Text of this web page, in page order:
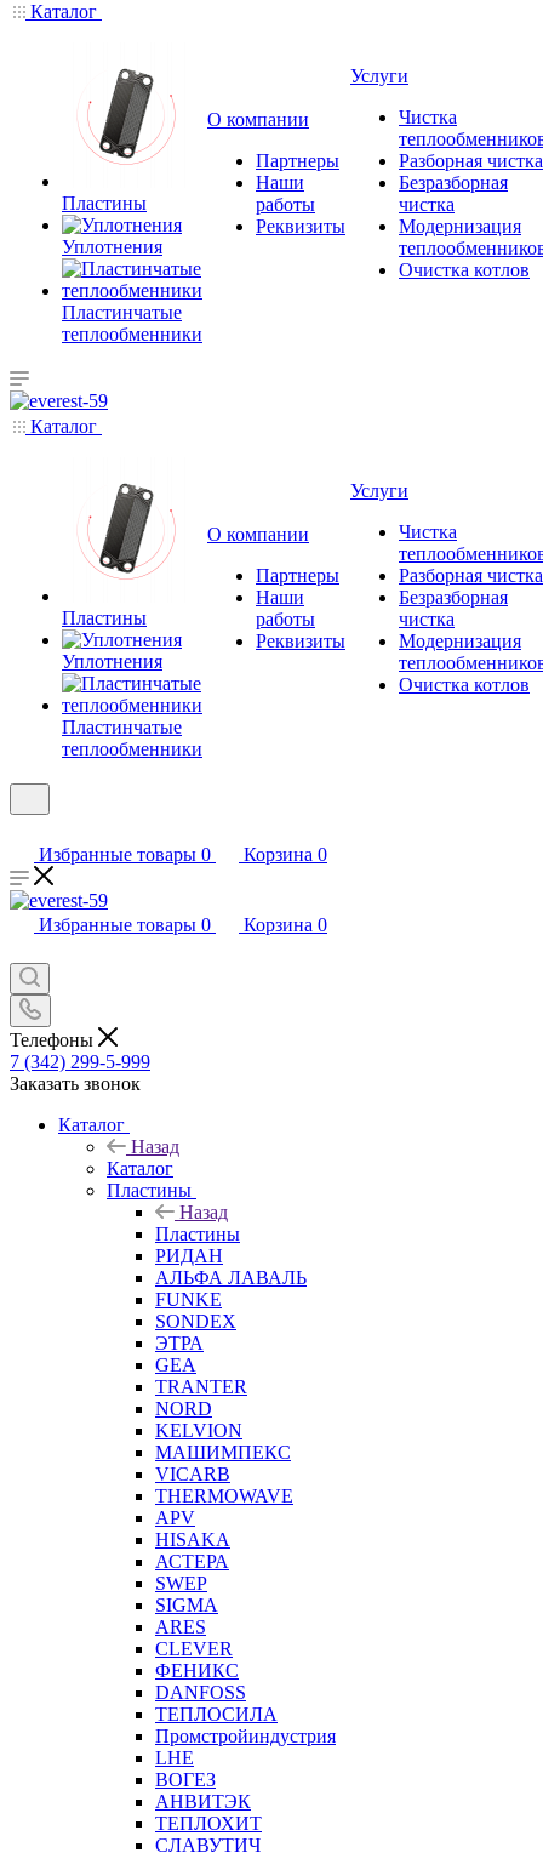
Каталог
Пластины
Уплотнения
Пластинчатые
теплообменники
О компании
Партнеры
Наши
работы
Реквизиты
Услуги
Чистка
Разборная чистка
Безразборная
чистка
Модернизация
Очистка котлов
Каталог
Пластины
Уплотнения
Пластинчатые
теплообменники
О компании
Партнеры
Наши
работы
Реквизиты
Услуги
Чистка
Разборная чистка
Безразборная
чистка
Модернизация
Очистка котлов
Избранные товары 0 Корзина 0
Избранные товары 0 Корзина 0
Телефоны
7 (342) 299-5-999
Заказать звонок
Каталог
Назад
Каталог
Пластины
Назад
Пластины
РИДАН
АЛЬФА ЛАВАЛЬ
FUNKE
SONDEX
ЭТРА
GEA
TRANTER
NORD
KELVION
МАШИМПЕКС
VICARB
THERMOWAVE
APV
HISAKA
АСТЕРА
SWEP
SIGMA
ARES
CLEVER
ФЕНИКС
DANFOSS
ТЕПЛОСИЛА
Промстройиндустрия
LHE
ВОГЕЗ
АНВИТЭК
ТЕПЛОХИТ
СЛАВУТИЧ